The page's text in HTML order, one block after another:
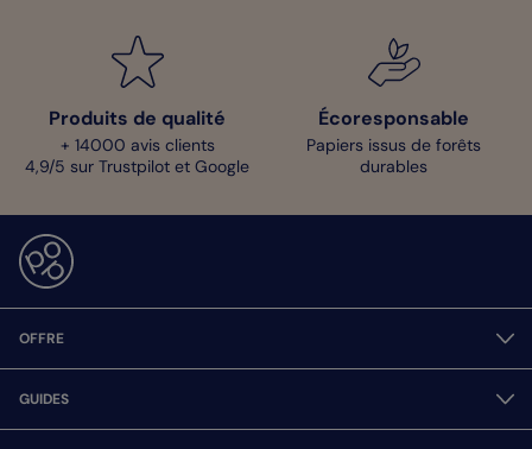
Produits de qualité
+ 14000 avis clients
4,9/5 sur Trustpilot et Google
Écoresponsable
Papiers issus de forêts
durables
OFFRE
GUIDES